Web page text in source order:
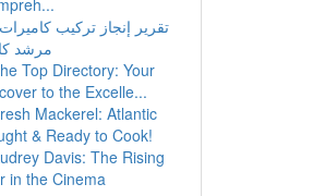
تقرير إنجاز تركيب
مرشد
Top Directory: Your
to the Excelle...
Mackerel: Atlantic
& Ready to Cook!
Davis: The Rising
in the Cinema